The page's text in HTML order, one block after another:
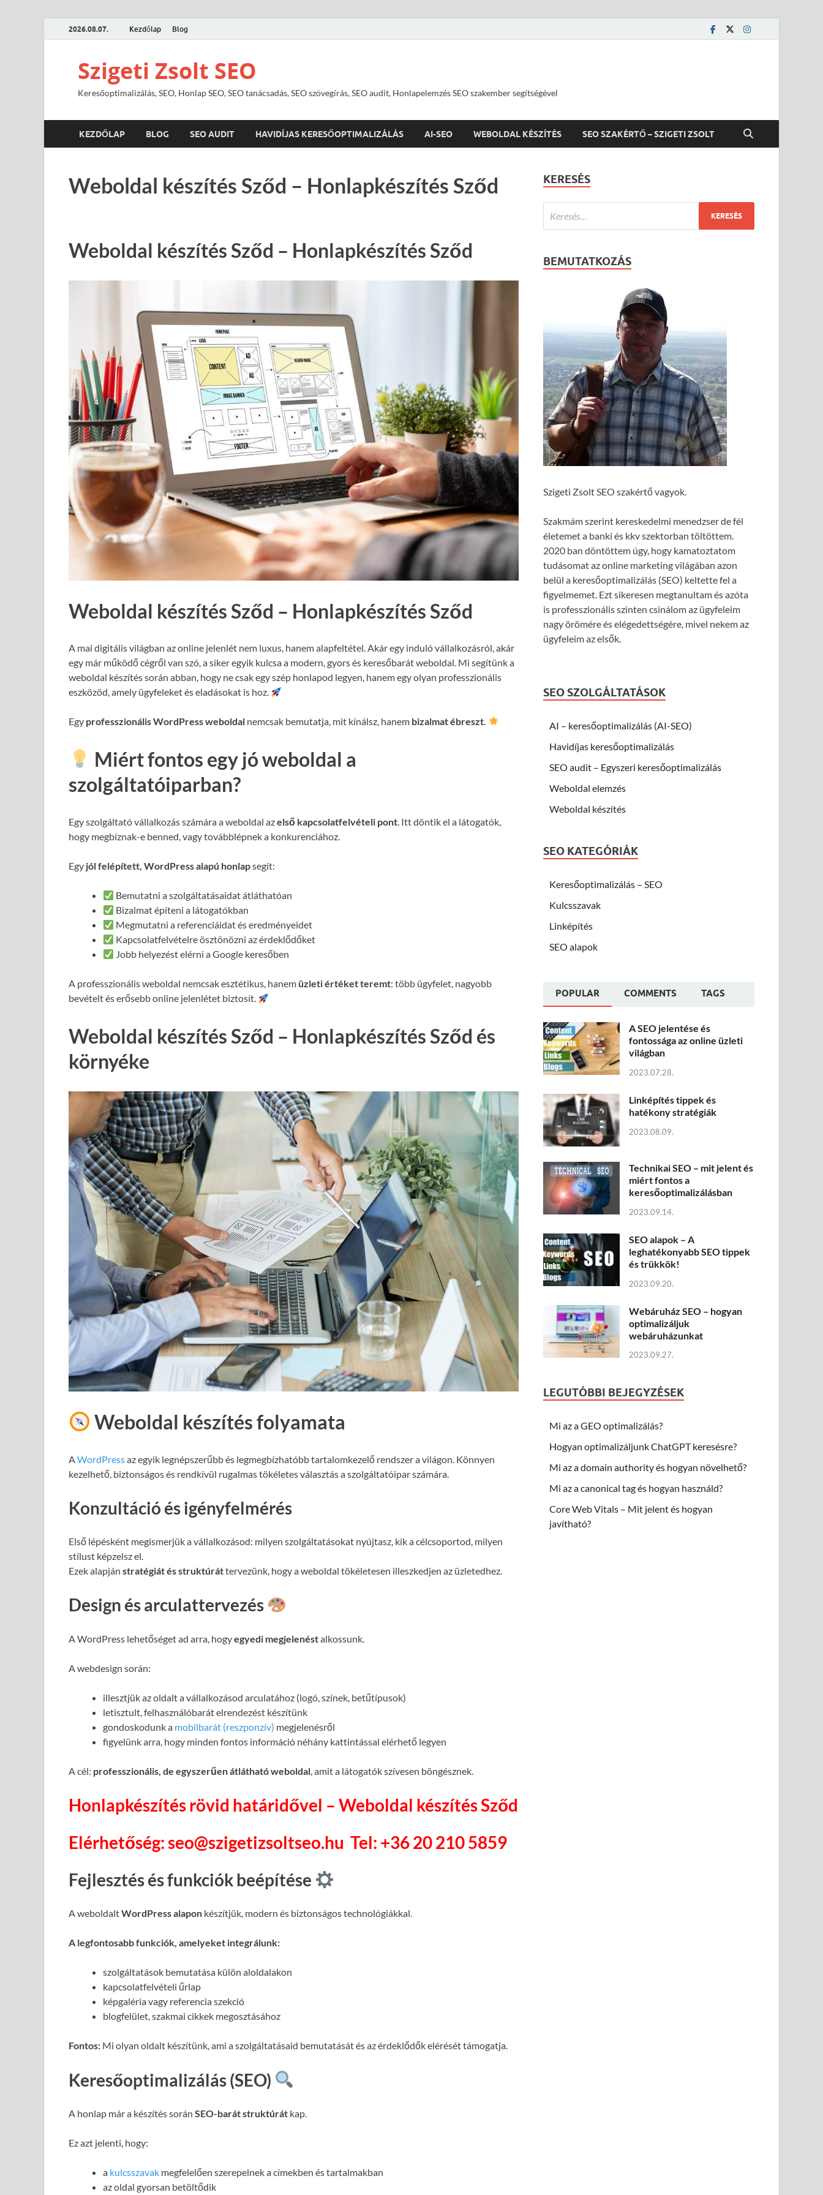
2026.08.07. Kezdőlap Blog
Szigeti Zsolt SEO
Keresőoptimalizálás, SEO, Honlap SEO, SEO tanácsadás, SEO szövegírás, SEO audit, Honlapelemzés SEO szakember segítségével
KEZDŐLAP BLOG SEO AUDIT HAVIDÍJAS KERESŐOPTIMALIZÁLÁS AI-SEO WEBOLDAL KÉSZÍTÉS SEO SZAKÉRTŐ – SZIGETI ZSOLT
Weboldal készítés Sződ – Honlapkészítés Sződ
Weboldal készítés Sződ – Honlapkészítés Sződ
Weboldal készítés Sződ – Honlapkészítés Sződ
A mai digitális világban az online jelenlét nem luxus, hanem alapfeltétel. Akár egy induló vállalkozásról, akár
egy már működő cégről van szó, a siker egyik kulcsa a modern, gyors és keresőbarát weboldal. Mi segítünk a
weboldal készítés során abban, hogy ne csak egy szép honlapod legyen, hanem egy olyan professzionális
eszközöd, amely ügyfeleket és eladásokat is hoz.
Egy professzionális WordPress weboldal nemcsak bemutatja, mit kínálsz, hanem bizalmat ébreszt.
Miért fontos egy jó weboldal a
szolgáltatóiparban?
Egy szolgáltató vállalkozás számára a weboldal azelső kapcsolatfelvételi pont. Itt döntik el a látogatók,
hogy megbíznak-e benned, vagy továbblépnek a konkurenciához.
Egy jól felépített, WordPress alapú honlapsegít:
Bemutatni a szolgáltatásaidat átláthatóan
Bizalmat építeni a látogatókban
Megmutatni a referenciáidat és eredményeidet
Kapcsolatfelvételre ösztönözni az érdeklődőket
Jobb helyezést elérni a Google keresőben
A professzionális weboldal nemcsak esztétikus, hanem üzleti értéket teremt: több ügyfelet, nagyobb
bevételt és erősebb online jelenlétet biztosít.
Weboldal készítés Sződ – Honlapkészítés Sződ és
környéke
Weboldal készítés folyamata
AWordPressaz egyik legnépszerűbb és legmegbízhatóbb tartalomkezelő rendszer a világon. Könnyen
kezelhető, biztonságos és rendkívül rugalmas tökéletes választás a szolgáltatóipar számára.
Konzultáció és igényfelmérés
Első lépésként megismerjük a vállalkozásod: milyen szolgáltatásokat nyújtasz, kik a célcsoportod, milyen
stílust képzelsz el.
Ezek alapján stratégiát és struktúráttervezünk, hogy a weboldal tökéletesen illeszkedjen az üzletedhez.
Design és arculattervezés
A WordPress lehetőséget ad arra, hogyegyedi megjelenéstalkossunk.
A webdesign során:
illesztjük az oldalt a vállalkozásod arculatához (logó, színek, betűtípusok)
letisztult, felhasználóbarát elrendezést készítünk
gondoskodunk a mobilbarát (reszponzív) megjelenésről
figyelünk arra, hogy minden fontos információ néhány kattintással elérhető legyen
A cél: professzionális, de egyszerűen átlátható weboldal , amit a látogatók szívesen böngésznek.
Honlapkészítés rövid határidővel – Weboldal készítés Sződ
Elérhetőség: seo@szigetizsoltseo.hu Tel: +36 20 210 5859
Fejlesztés és funkciók beépítése
A weboldaltWordPress alapon készítjük, modern és biztonságos technológiákkal.
A legfontosabb funkciók, amelyeket integrálunk:
szolgáltatások bemutatása külön aloldalakon
kapcsolatfelvételi űrlap
képgaléria vagy referencia szekció
blogfelület, szakmai cikkek megosztásához
Fontos: Mi olyan oldalt készítünk, ami a szolgáltatásaid bemutatását és az érdeklődők elérését támogatja.
Keresőoptimalizálás (SEO)
A honlap már a készítés során SEO-barát struktúrát kap.
Ez azt jelenti, hogy:
a kulcsszavak megfelelően szerepelnek a címekben és tartalmakban
az oldal gyorsan betöltődik
KERESÉS
BEMUTATKOZÁS
Szigeti Zsolt SEO szakértő vagyok.
Szakmám szerint kereskedelmi menedzser de fél
életemet a banki és kkv szektorban töltöttem.
2020 ban döntöttem úgy, hogy kamatoztatom
tudásomat az online marketing világában azon
belül a keresőoptimalizálás (SEO) keltette fel a
figyelmemet. Ezt sikeresen megtanultam és azóta
is professzionális szinten csinálom az ügyfeleim
nagy örömére és elégedettségére, mivel nekem az
ügyfeleim az elsők.
SEO SZOLGÁLTATÁSOK
AI – keresőoptimalizálás (AI-SEO)
Havidíjas keresőoptimalizálás
SEO audit – Egyszeri keresőoptimalizálás
Weboldal elemzés
Weboldal készítés
SEO KATEGÓRIÁK
Keresőoptimalizálás – SEO
Kulcsszavak
Linképítés
SEO alapok
POPULAR COMMENTS TAGS
A SEO jelentése és
fontossága az online üzleti
világban
2023.07.28.
Linképítés tippek és
hatékony stratégiák
2023.08.09.
Technikai SEO – mit jelent és
miért fontos a
keresőoptimalizálásban
2023.09.14.
SEO alapok – A
leghatékonyabb SEO tippek
és trükkök!
2023.09.20.
Webáruház SEO – hogyan
optimalizáljuk
webáruházunkat
2023.09.27.
LEGUTÓBBI BEJEGYZÉSEK
Mi az a GEO optimalizálás?
Hogyan optimalizáljunk ChatGPT keresésre?
Mi az a domain authority és hogyan növelhető?
Mi az a canonical tag és hogyan használd?
Core Web Vitals – Mit jelent és hogyan
javítható?